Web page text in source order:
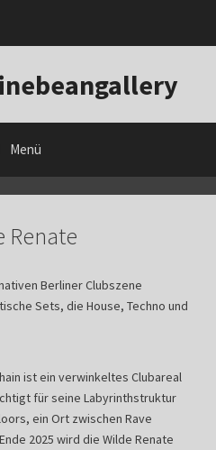
Menü
Renate
Berliner Clubszene
Sets, die House, Techno und
ist ein verwinkeltes Clubareal
für seine Labyrinthstruktur
ein Ort zwischen Rave
2025 wird die Wilde Renate